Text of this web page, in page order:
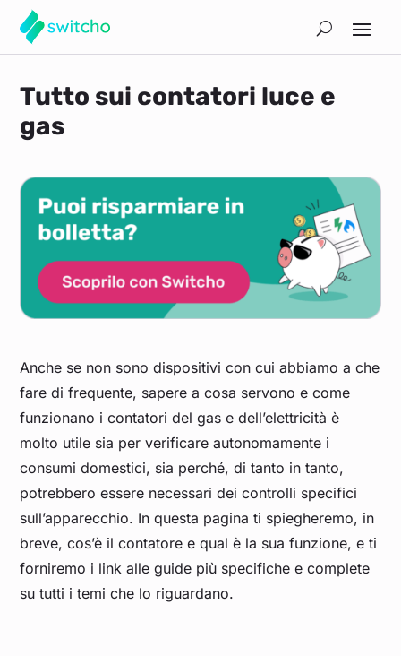
Tutto sui contatori luce e
gas
Anche se non sono dispositivi con cui abbiamo a che
fare di frequente, sapere a cosa servono e come
funzionano i contatori del gas e dell’elettricità è
molto utile sia per verificare autonomamente i
consumi domestici, sia perché, di tanto in tanto,
potrebbero essere necessari dei controlli specifici
sull’apparecchio. In questa pagina ti spiegheremo, in
breve, cos’è il contatore e qual è la sua funzione, e ti
forniremo i link alle guide più specifiche e complete
su tutti i temi che lo riguardano.